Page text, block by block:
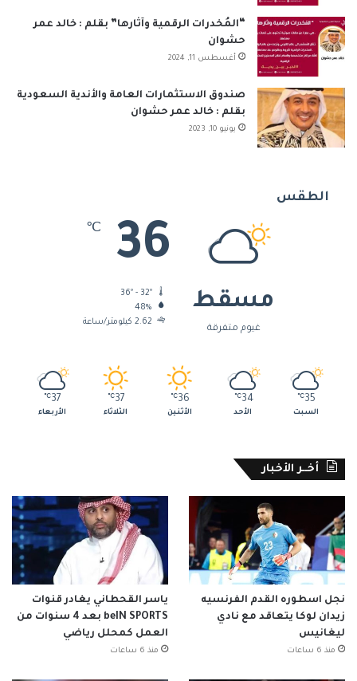
“المُخدرات الرقمية وآثارها” بقلم : خالد عمر
حشوان
أغسطس 11, 2024
صندوق الاستثمارات العامة والأندية السعودية
بقلم : خالد عمر حشوان
يونيو 10, 2023
الطقس
مسقط
غيوم متفرقة
36
℃
48%
2.62 كيلومتر/ساعة
35
℃
السبت
34
℃
الأحد
36
℃
الأثنين
37
℃
الثلاثاء
37
℃
الأربعاء
أخــر الأخبار
نجل اسطوره القدم الفرنسيه
زيدان لوكا يتعاقد مع نادي
ليغانيس
منذ 6 ساعات
ياسر القحطاني يغادر قنوات
beIN SPORTS بعد 4 سنوات من
العمل كمحلل رياضي
منذ 6 ساعات